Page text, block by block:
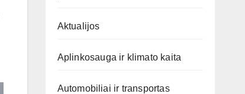
Aktualijos
Aplinkosauga ir klimato kaita
Automobiliai ir transportas